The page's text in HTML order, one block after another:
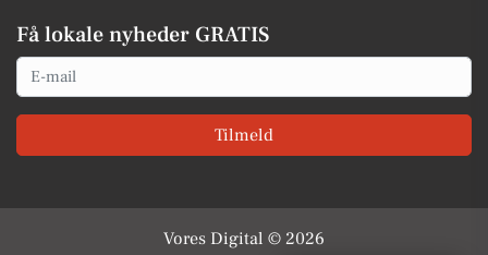
Få lokale nyheder GRATIS
Email
Tilmeld
Vores Digital © 2026